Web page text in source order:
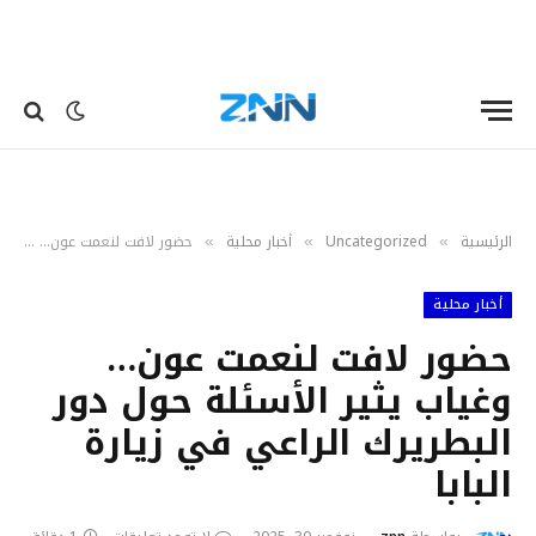
الرئيسية »
Uncategorized
» أخبار محلية » حضور لافت لنعمت عون… وغياب يثير الأسئلة حول دور البطريرك الراعي في زيارة البابا
أخبار محلية
حضور لافت لنعمت عون…
وغياب يثير الأسئلة حول دور
البطريرك الراعي في زيارة
البابا